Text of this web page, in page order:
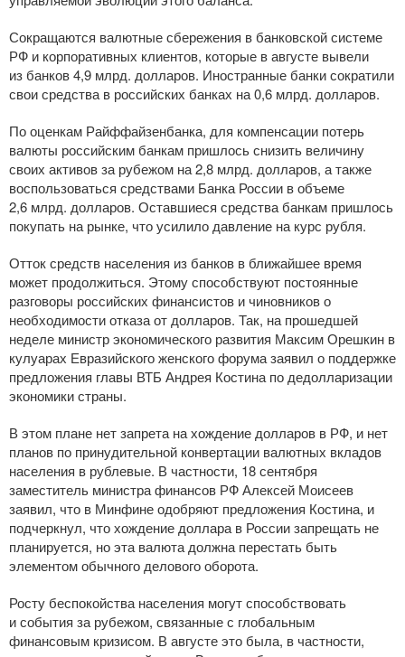
Сокращаются валютные сбережения в банковской системе
РФ и корпоративных клиентов, которые в августе вывели
из банков 4,9 млрд. долларов. Иностранные банки сократили
свои средства в российских банках на 0,6 млрд. долларов.
По оценкам Райффайзенбанка, для компенсации потерь
валюты российским банкам пришлось снизить величину
своих активов за рубежом на 2,8 млрд. долларов, а также
воспользоваться средствами Банка России в объеме
2,6 млрд. долларов. Оставшиеся средства банкам пришлось
покупать на рынке, что усилило давление на курс рубля.
Отток средств населения из банков в ближайшее время
может продолжиться. Этому способствуют постоянные
разговоры российских финансистов и чиновников о
необходимости отказа от долларов. Так, на прошедшей
неделе министр экономического развития Максим Орешкин в
кулуарах Евразийского женского форума заявил о поддержке
предложения главы ВТБ Андрея Костина по дедолларизации
экономики страны.
В этом плане нет запрета на хождение долларов в РФ, и нет
планов по принудительной конвертации валютных вкладов
населения в рублевые. В частности, 18 сентября
заместитель министра финансов РФ Алексей Моисеев
заявил, что в Минфине одобряют предложения Костина, и
подчеркнул, что хождение доллара в России запрещать не
планируется, но эта валюта должна перестать быть
элементом обычного делового оборота.
Росту беспокойства населения могут способствовать
и события за рубежом, связанные с глобальным
финансовым кризисом. В августе это была, в частности,